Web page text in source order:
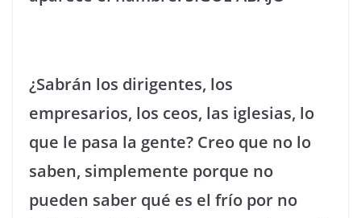
¿Sabrán los dirigentes, los
empresarios, los ceos, las iglesias, lo
que le pasa la gente? Creo que no lo
saben, simplemente porque no
pueden saber qué es el frío por no